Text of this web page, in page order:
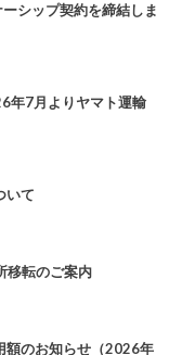
シップ契約を締結しま
年7月よりヤマト運輸
いて
移転のご案内
額のお知らせ（2026年